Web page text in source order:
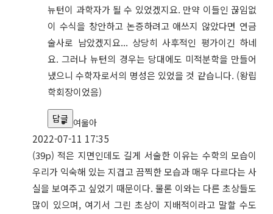
뉴턴이 과학자가 될 수 있었겠지요. 만약 이들인 끊임없
이 수식을 창안하고 논증하려고 애쓰지 않았다면 연금
술사로 남았겠지요... 상당히 사후적인 평가이긴 하네
요. 그러나 뉴턴의 경우는 당대에도 미적분학을 만들어
냈으니 수학자로서의 명성은 있었을 것 같습니다. (왕립
학회장이었음)
답글 여울아
2022-07-11 17:35
(39p) 적은 지면인데도 길게 서술한 이유는 수학의 모습이
우리가 익숙해 있는 지겹고 끔찍한 모습과 매우 다르다는 사
실을 보여주고 싶었기 때문이다. 물론 이와는 다른 초상들도
많이 있으며, 여기서 그린 초상이 지배적이라고 말할 수도